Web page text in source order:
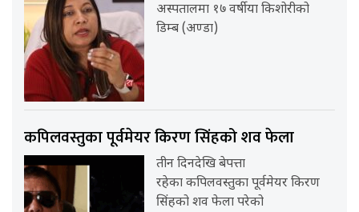
अस्पतालमा १७ वर्षीया किशोरीको
डिम्ब (अण्डा)
कपिलवस्तुका पूर्वमेयर किरण सिंहको शव फेला
तीन दिनदेखि बेपत्ता
रहेका कपिलवस्तुका पूर्वमेयर किरण
सिंहको शव फेला परेको